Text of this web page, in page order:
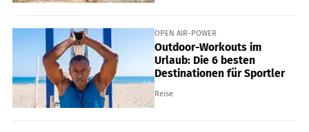
OPEN AIR-POWER
Outdoor-Workouts im
Urlaub: Die 6 besten
Destinationen für Sportler
Reise